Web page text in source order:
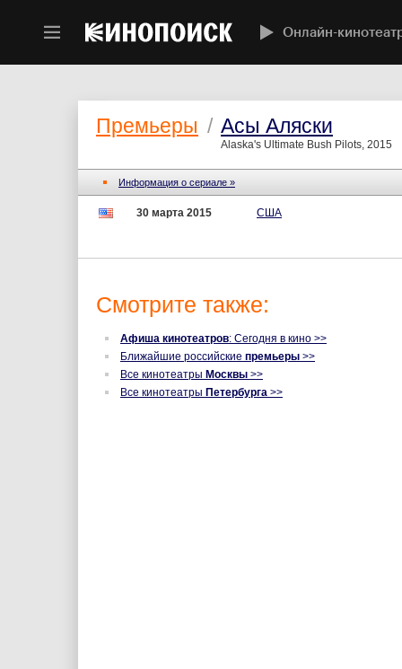
Онлайн-
Премьеры / Асы Аляски
Alaska's Ultimate Bush Pilots, 2015
Информация о сериале »
30 марта 2015 США
Смотрите также:
Афиша кинотеатров: Сегодня в кино >>
Ближайшие российские премьеры >>
Все кинотеатры Москвы >>
Все кинотеатры Петербурга >>